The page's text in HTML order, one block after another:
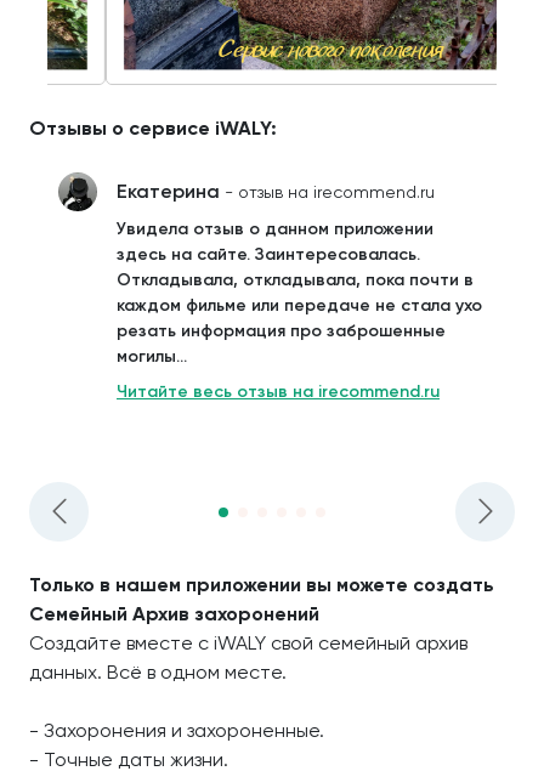
Отзывы о сервисе iWALY:
Екатерина - отзыв на irecommend.ru
Увидела отзыв о данном приложении
здесь на сайте. Заинтересовалась.
Откладывала, откладывала, пока почти в
каждом фильме или передаче не стала ухо
резать информация про заброшенные
могилы...
Читайте весь отзыв на irecommend.ru
Только в нашем приложении вы можете создать
Семейный Архив захоронений
Создайте вместе с iWALY свой семейный архив
данных. Всё в одном месте.
- Захоронения и захороненные.
- Точные даты жизни.